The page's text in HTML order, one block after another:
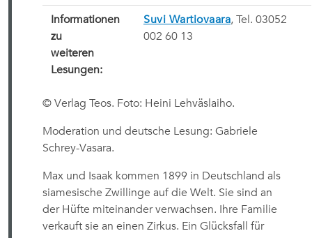
Informationen
zu
weiteren
Lesungen:
Suvi Wartiovaara, Tel. 03052
002 60 13
© Verlag Teos. Foto: Heini Lehväslaiho.
Moderation und deutsche Lesung: Gabriele
Schrey-Vasara.
Max und Isaak kommen 1899 in Deutschland als
siamesische Zwillinge auf die Welt. Sie sind an
der Hüfte miteinander verwachsen. Ihre Familie
verkauft sie an einen Zirkus. Ein Glücksfall für